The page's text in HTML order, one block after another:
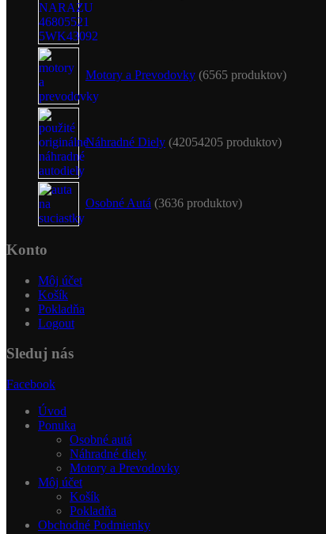
Motory a Prevodovky 6565 produktov
Náhradné Diely 42054205 produktov
Osobné Autá 3636 produktov
Konto
Môj účet
Košík
Pokladňa
Logout
Sleduj nás
Facebook
Úvod
Ponuka
Osobné autá
Náhradné diely
Motory a Prevodovky
Môj účet
Košík
Pokladňa
Obchodné Podmienky